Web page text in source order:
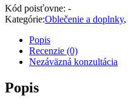
Kód poisťovne: -
Kategórie:Oblečenie a doplnky,
Popis
Recenzie (0)
Nezáväzná konzultácia
Popis